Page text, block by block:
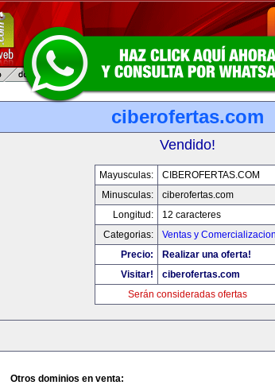
ciberofertas.com
Vendido!
Mayusculas:
CIBEROFERTAS.COM
Minusculas:
ciberofertas.com
Longitud:
12 caracteres
Categorias:
Ventas y Comercializacion
Precio:
Realizar una oferta!
Visitar!
ciberofertas.com
Serán consideradas ofertas
Otros dominios en venta: